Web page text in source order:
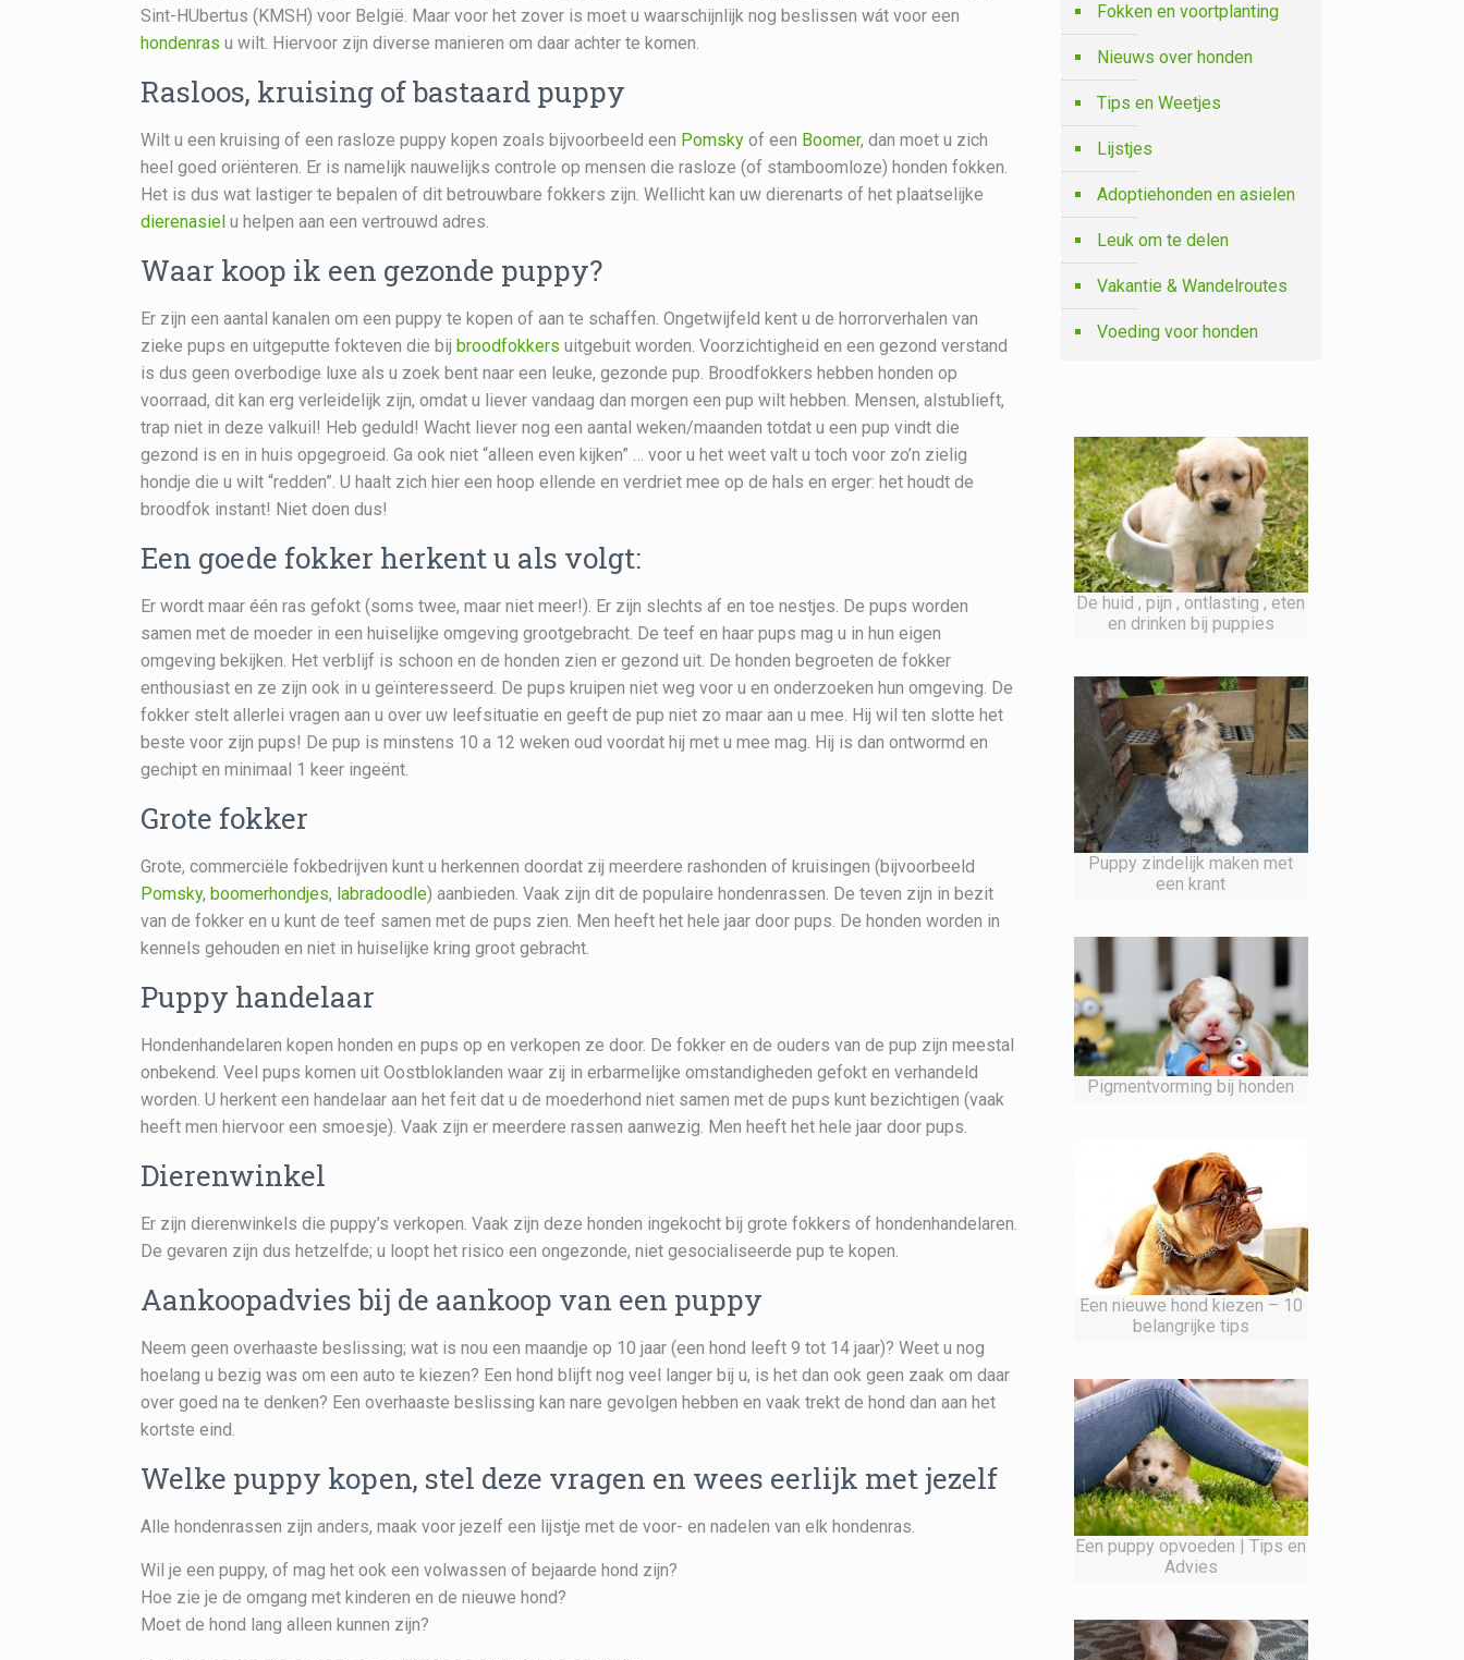
Sint-HUbertus (KMSH) voor België. Maar voor het zover is moet u waarschijnlijk nog beslissen wát voor een
hondenras u wilt. Hiervoor zijn diverse manieren om daar achter te komen.
Rasloos, kruising of bastaard puppy
Wilt u een kruising of een rasloze puppy kopen zoals bijvoorbeeld een Pomsky of een Boomer, dan moet u zich
heel goed oriënteren. Er is namelijk nauwelijks controle op mensen die rasloze (of stamboomloze) honden fokken.
Het is dus wat lastiger te bepalen of dit betrouwbare fokkers zijn. Wellicht kan uw dierenarts of het plaatselijke
dierenasiel u helpen aan een vertrouwd adres.
Waar koop ik een gezonde puppy?
Er zijn een aantal kanalen om een puppy te kopen of aan te schaffen. Ongetwijfeld kent u de horrorverhalen van
zieke pups en uitgeputte fokteven die bijbroodfokkers uitgebuit worden. Voorzichtigheid en een gezond verstand
is dus geen overbodige luxe als u zoek bent naar een leuke, gezonde pup. Broodfokkers hebben honden op
voorraad, dit kan erg verleidelijk zijn, omdat u liever vandaag dan morgen een pup wilt hebben. Mensen, alstublieft,
trap niet in deze valkuil! Heb geduld! Wacht liever nog een aantal weken/maanden totdat u een pup vindt die
gezond is en in huis opgegroeid. Ga ook niet “alleen even kijken” … voor u het weet valt u toch voor zo’n zielig
hondje die u wilt “redden”. U haalt zich hier een hoop ellende en verdriet mee op de hals en erger: het houdt de
broodfok instant! Niet doen dus!
Een goede fokker herkent u als volgt:
Er wordt maar één ras gefokt (soms twee, maar niet meer!). Er zijn slechts af en toe nestjes. De pups worden
samen met de moeder in een huiselijke omgeving grootgebracht. De teef en haar pups mag u in hun eigen
omgeving bekijken. Het verblijf is schoon en de honden zien er gezond uit. De honden begroeten de fokker
enthousiast en ze zijn ook in u geïnteresseerd. De pups kruipen niet weg voor u en onderzoeken hun omgeving. De
fokker stelt allerlei vragen aan u over uw leefsituatie en geeft de pup niet zo maar aan u mee. Hij wil ten slotte het
beste voor zijn pups! De pup is minstens 10 a 12 weken oud voordat hij met u mee mag. Hij is dan ontwormd en
gechipt en minimaal 1 keer ingeënt.
Grote fokker
Grote, commerciële fokbedrijven kunt u herkennen doordat zij meerdere rashonden of kruisingen (bijvoorbeeld
Pomsky,boomerhondjes, labradoodle) aanbieden. Vaak zijn dit de populaire hondenrassen. De teven zijn in bezit
van de fokker en u kunt de teef samen met de pups zien. Men heeft het hele jaar door pups. De honden worden in
kennels gehouden en niet in huiselijke kring groot gebracht.
Puppy handelaar
Hondenhandelaren kopen honden en pups op en verkopen ze door. De fokker en de ouders van de pup zijn meestal
onbekend. Veel pups komen uit Oostbloklanden waar zij in erbarmelijke omstandigheden gefokt en verhandeld
worden. U herkent een handelaar aan het feit dat u de moederhond niet samen met de pups kunt bezichtigen (vaak
heeft men hiervoor een smoesje). Vaak zijn er meerdere rassen aanwezig. Men heeft het hele jaar door pups.
Dierenwinkel
Er zijn dierenwinkels die puppy’s verkopen. Vaak zijn deze honden ingekocht bij grote fokkers of hondenhandelaren.
De gevaren zijn dus hetzelfde; u loopt het risico een ongezonde, niet gesocialiseerde pup te kopen.
Aankoopadvies bij de aankoop van een puppy
Neem geen overhaaste beslissing; wat is nou een maandje op 10 jaar (een hond leeft 9 tot 14 jaar)? Weet u nog
hoelang u bezig was om een auto te kiezen? Een hond blijft nog veel langer bij u, is het dan ook geen zaak om daar
over goed na te denken? Een overhaaste beslissing kan nare gevolgen hebben en vaak trekt de hond dan aan het
kortste eind.
Welke puppy kopen, stel deze vragen en wees eerlijk met jezelf
Alle hondenrassen zijn anders, maak voor jezelf een lijstje met de voor- en nadelen van elk hondenras.
Wil je een puppy, of mag het ook een volwassen of bejaarde hond zijn?
Hoe zie je de omgang met kinderen en de nieuwe hond?
Moet de hond lang alleen kunnen zijn?
Fokken en voortplanting
Nieuws over honden
Tips en Weetjes
Lijstjes
Adoptiehonden en asielen
Leuk om te delen
Vakantie & Wandelroutes
Voeding voor honden
De huid , pijn , ontlasting , eten
en drinken bij puppies
Puppy zindelijk maken met
een krant
Pigmentvorming bij honden
Een nieuwe hond kiezen – 10
belangrijke tips
Een puppy opvoeden | Tips en
Advies